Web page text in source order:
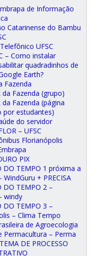
de Informação
Catarinense do Bambu
UFSC
– Como instalar
quadradinhos de
Earth?
Fazenda
da Fazenda (grupo)
Fazenda (página
por estudantes)
do servidor
– UFSC
Florianópolis
PIX
DO TEMPO 1 próxima a
WindGuru + PRECISA
DO TEMPO 2 –
windy
DO TEMPO 3 –
– Clima Tempo
de Agroecologia
Permacultura – Perma
DE PROCESSO